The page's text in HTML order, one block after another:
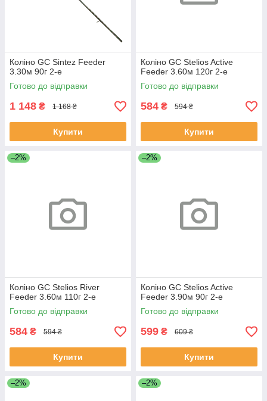
Коліно GC Sintez Feeder
3.30м 90г 2-е
Готово до відправки
1 148 ₴ 1 168 ₴
Купити
Коліно GC Stelios Active
Feeder 3.60м 120г 2-е
Готово до відправки
584 ₴ 594 ₴
Купити
–2%
Коліно GC Stelios River
Feeder 3.60м 110г 2-е
Готово до відправки
584 ₴ 594 ₴
Купити
–2%
Коліно GC Stelios Active
Feeder 3.90м 90г 2-е
Готово до відправки
599 ₴ 609 ₴
Купити
–2% –2%